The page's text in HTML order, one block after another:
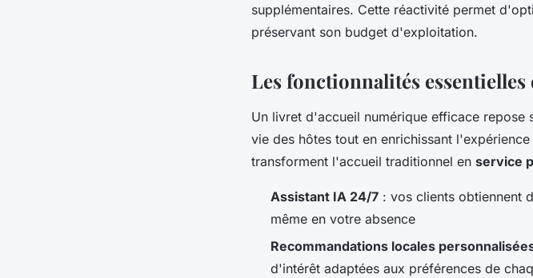
supplémentaires. Cette réactivité permet
préservant son budget d'exploitation.
Les fonctionnalités
Un livret d'accueil numérique efficace
vie des hôtes tout en enrichissant
transforment l'accueil traditionnel en service
Assistant IA 24/7 : vos clients obtiennent
même en votre absence
Recommandations locales
d'intérêt adaptées aux préférences de